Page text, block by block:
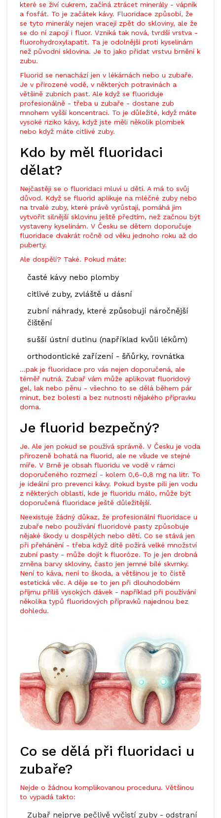
které se živí cukrem, začíná ztrácet minerály - vápník
a fosfát. To je začátek kávy. Fluoridace způsobí, že
se tyto minerály nejen vracejí zpět do skloviny, ale že
se do ní zapojí i fluor. Vzniká tak nová, tvrdší vrstva -
fluorohydroxylapatit. Ta je odolnější proti kyselinám
než původní sklovina. Je to jako přidat vrstvu brnění k
zubu.
Fluorid se nenachází jen v lékárnách nebo u zubaře.
Je v přirozené vodě, v některých potravinách a
většině zubních past. Ale když se fluoriduje
profesionálně - třeba u zubaře - dostane zub
mnohem vyšší koncentraci. To je důležité, když máte
vysoké riziko kávy, když jste měli několik plombek
nebo když máte citlivé zuby.
Kdo by měl fluoridaci
dělat?
Nejčastěji se o fluoridaci mluví u dětí. A má to svůj
důvod. Když se fluorid aplikuje na mléčné zuby nebo
na trvalé zuby, které právě vyrůstají, pomáhá jim
vytvořit silnější sklovinu ještě předtím, než začnou být
vystaveny kyselinám. V Česku se dětem doporučuje
fluoridace dvakrát ročně od věku jednoho roku až do
puberty.
Ale dospělí? Také. Pokud máte:
časté kávy nebo plomby
citlivé zuby, zvláště u dásní
zubní náhrady, které způsobují náročnější
čištění
sušší ústní dutinu (například kvůli lékům)
orthodontické zařízení - šňůrky, rovnátka
…pak je fluoridace pro vás nejen doporučená, ale
téměř nutná. Zubař vám může aplikovat fluoridový
gel, lak nebo pěnu - všechno to se dělá během pár
minut, bez bolesti a bez nutnosti nějakého přípravku
doma.
Je fluorid bezpečný?
Je. Ale jen pokud se používá správně. V Česku je voda
přirozeně bohatá na fluorid, ale ne všude ve stejné
míře. V Brně je obsah fluoridu ve vodě v rámci
doporučeného rozmezí - kolem 0,6-0,8 mg na litr. To
je ideální pro prevenci kávy. Pokud byste pili jen vodu
z některých oblastí, kde je fluoridu málo, může být
doporučená fluoridace ještě důležitější.
Neexistuje žádný důkaz, že profesionální fluoridace u
zubaře nebo používání fluoridové pasty způsobuje
nějaké škody u dospělých nebo dětí. Co se stává jen
při přehánění - třeba když dítě požírá velké množství
zubní pasty - může dojít k fluoróze. To je jen drobná
změna barvy skloviny, často jen jemné bílé skvrnky.
Není to káva, není to škoda, a většinou je to čistě
estetická věc. A děje se to jen při dlouhodobém
příjmu příliš vysokých dávek - například při používání
několika typů fluoridových přípravků najednou bez
dohledu.
Co se dělá při fluoridaci u
zubaře?
Nejde o žádnou komplikovanou proceduru. Většinou
to vypadá takto:
Zubař nejprve pečlivě vyčistí zuby - odstraní